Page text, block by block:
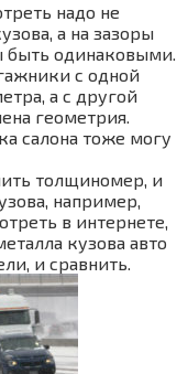
надо не
а на зазоры
одинаковыми.
с одной
а с другой
геометрия.
салона тоже могу
толщиномер, и
например,
в интернете,
кузова авто
и сравнить.